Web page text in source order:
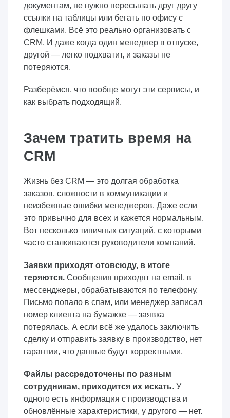
документам, не нужно пересылать друг другу
ссылки на таблицы или бегать по офису с
флешками. Всё это реально организовать с
CRM. И даже когда один менеджер в отпуске,
другой — легко подхватит, и заказы не
потеряются.
Разберёмся, что вообще могут эти сервисы, и
как выбрать подходящий.
Зачем тратить время на
CRM
Жизнь без CRM — это долгая обработка
заказов, сложности в коммуникации и
неизбежные ошибки менеджеров. Даже если
это привычно для всех и кажется нормальным.
Вот несколько типичных ситуаций, с которыми
часто сталкиваются руководители компаний.
Заявки приходят отовсюду, в итоге
теряются. Сообщения приходят на email, в
мессенджеры, обрабатываются по телефону.
Письмо попало в спам, или менеджер записал
номер клиента на бумажке — заявка
потерялась. А если всё же удалось заключить
сделку и отправить заявку в производство, нет
гарантии, что данные будут корректными.
Файлы рассредоточены по разным
сотрудникам, приходится их искать. У
одного есть информация с производства и
обновлённые характеристики, у другого — нет.